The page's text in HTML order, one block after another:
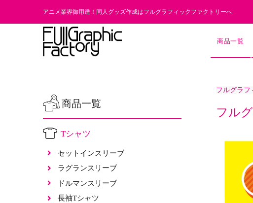
商品一覧
アニメ業界御用達！同人グッズ作成はフルグラフィックファクトリーへ
フルグラフ
フル
商品一覧
Tシャツ
セットインスリーブ
ラグランスリーブ
ドルマンスリーブ
長袖Tシャツ